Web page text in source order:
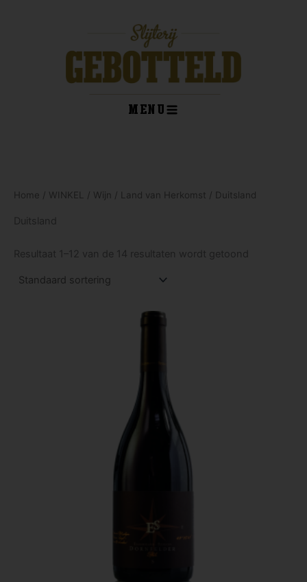
MENU
Home / WINKEL / Wijn / Land van Herkomst / Duitsland
Duitsland
Resultaat 1–12 van de 14 resultaten wordt getoond